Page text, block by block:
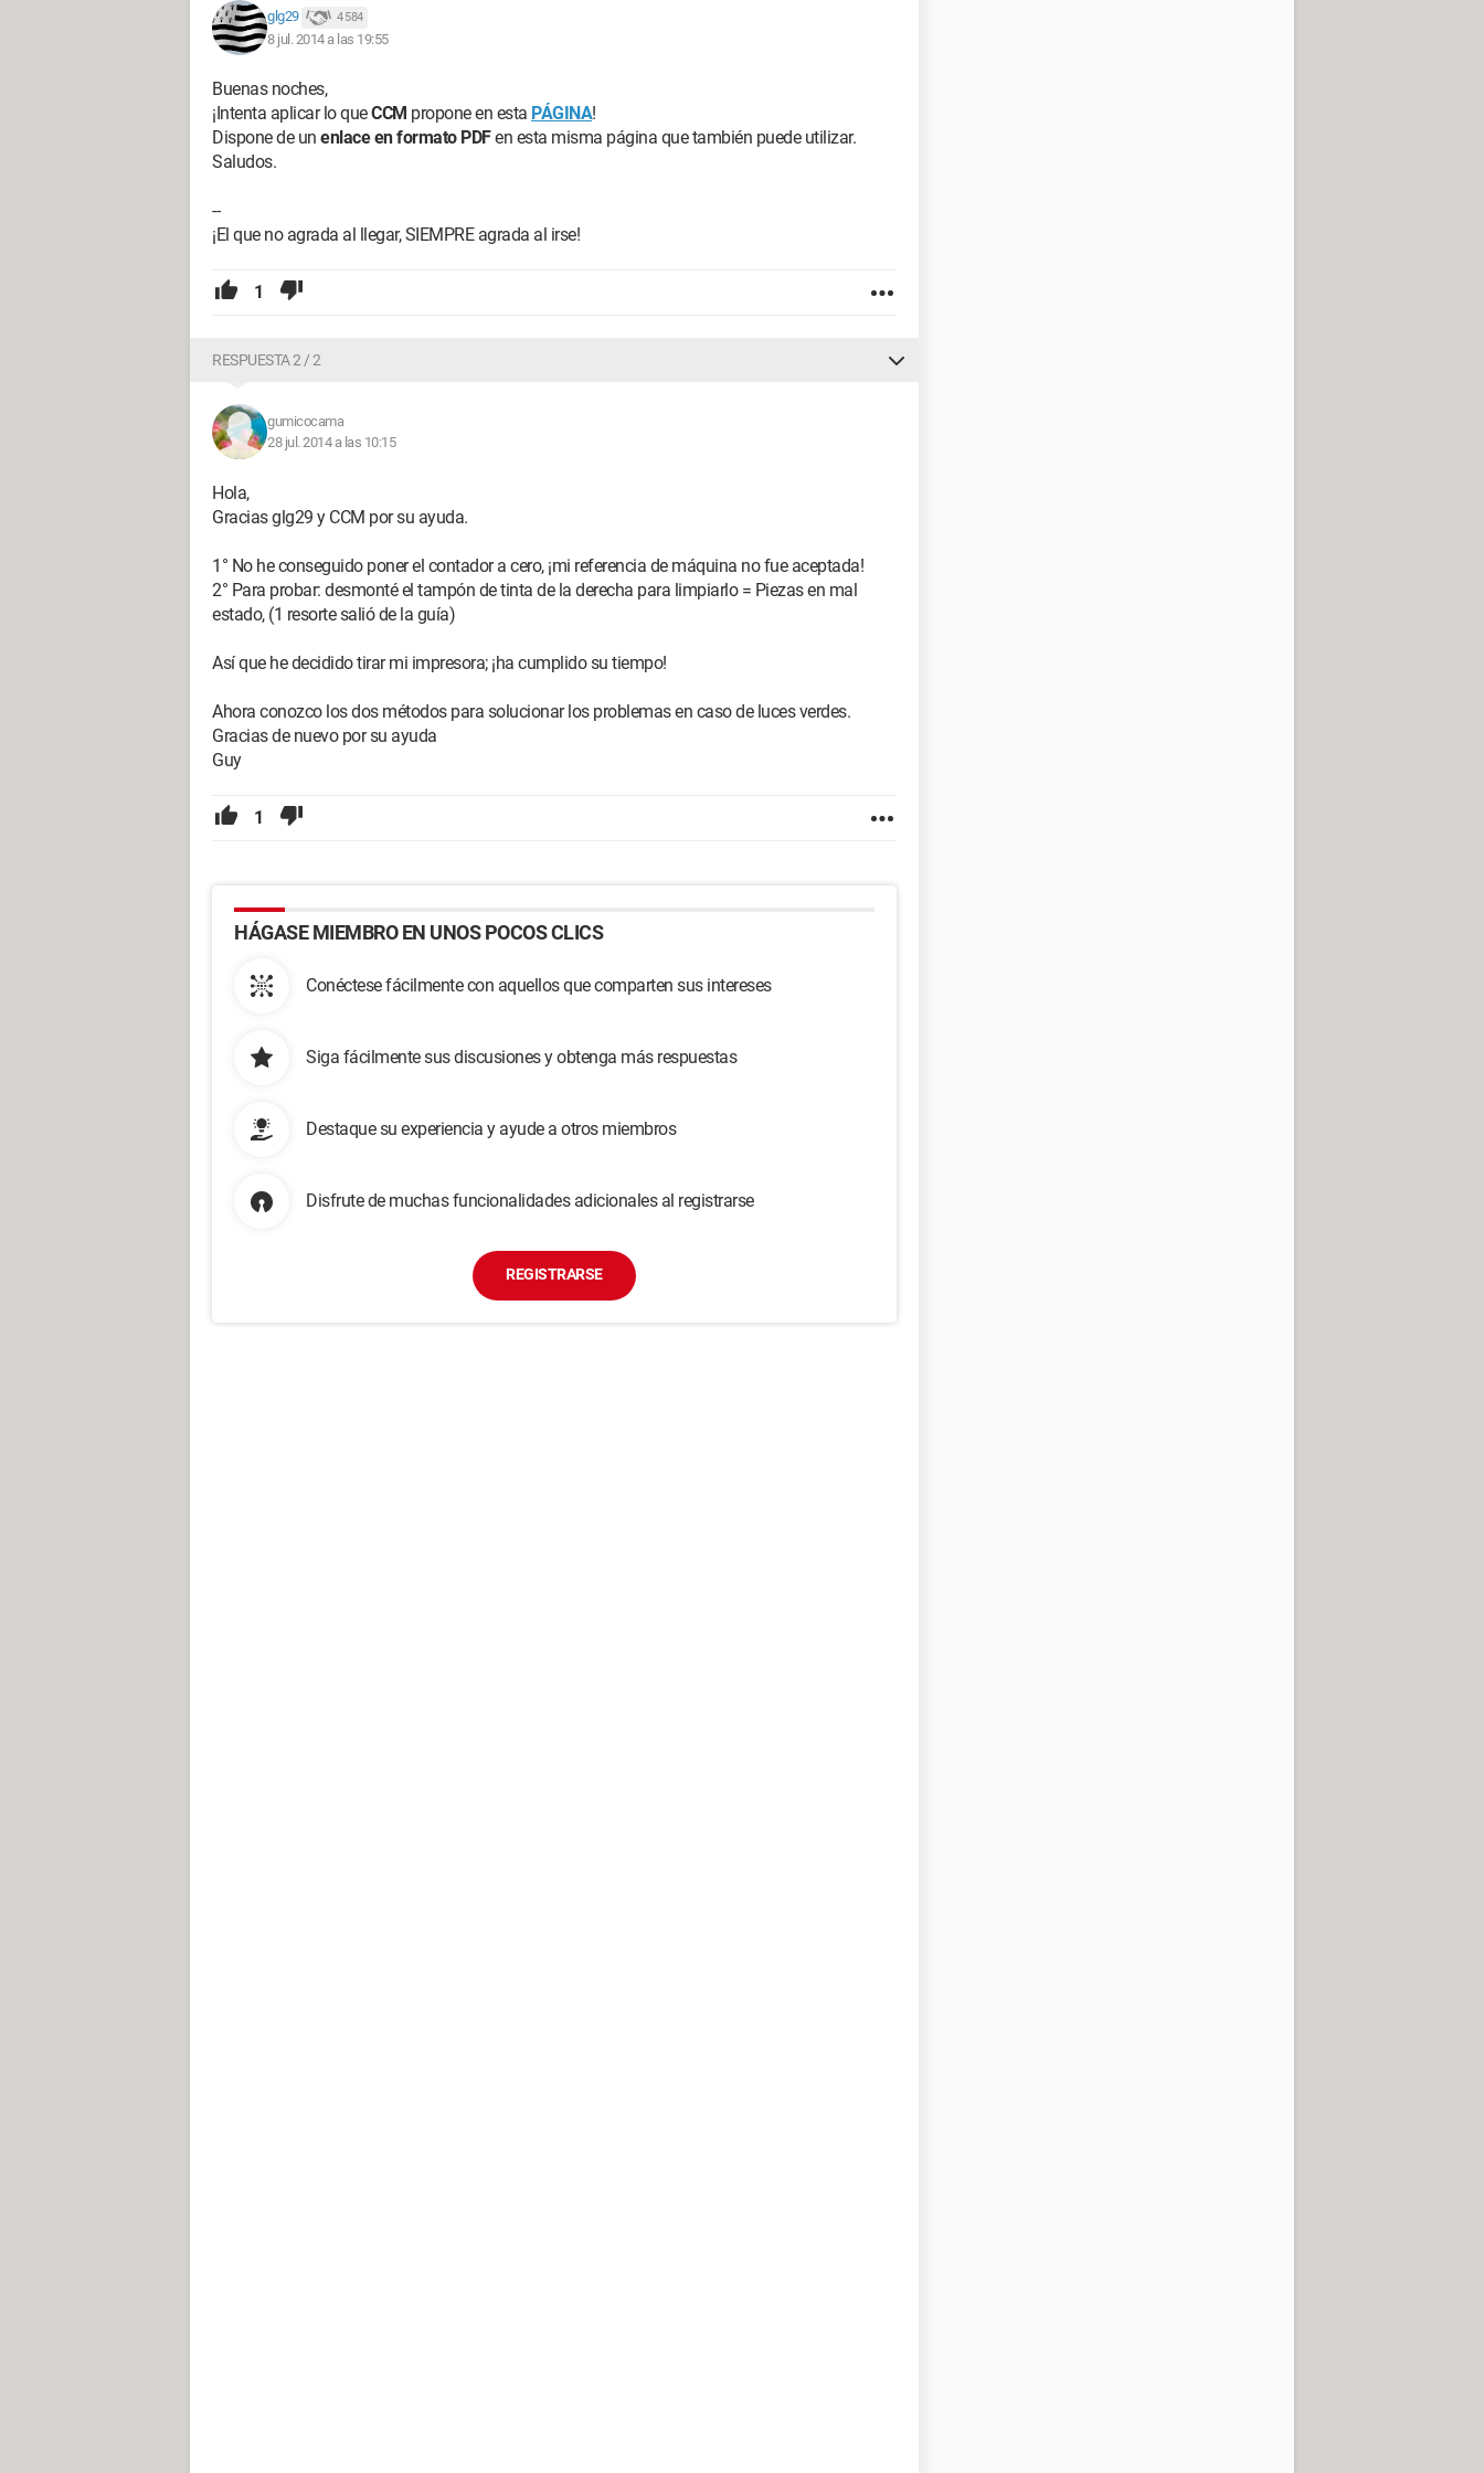
glg29 4 584
8 jul. 2014 a las 19:55
Buenas noches,
¡Intenta aplicar lo queCCM propone en esta PÁGINA!
Dispone de un enlace en formato PDFen esta misma página que también puede utilizar.
Saludos.
--
¡El que no agrada al llegar, SIEMPRE agrada al irse!
1
RESPUESTA 2 / 2
gumicocama
28 jul. 2014 a las 10:15
Hola,
Gracias glg29 y CCM por su ayuda.
1° No he conseguido poner el contador a cero, ¡mi referencia de máquina no fue aceptada!
2° Para probar: desmonté el tampón de tinta de la derecha para limpiarlo = Piezas en mal
estado, (1 resorte salió de la guía)
Así que he decidido tirar mi impresora; ¡ha cumplido su tiempo!
Ahora conozco los dos métodos para solucionar los problemas en caso de luces verdes.
Gracias de nuevo por su ayuda
Guy
1
HÁGASE MIEMBRO EN UNOS POCOS CLICS
Conéctese fácilmente con aquellos que comparten sus intereses
Siga fácilmente sus discusiones y obtenga más respuestas
Destaque su experiencia y ayude a otros miembros
Disfrute de muchas funcionalidades adicionales al registrarse
REGISTRARSE